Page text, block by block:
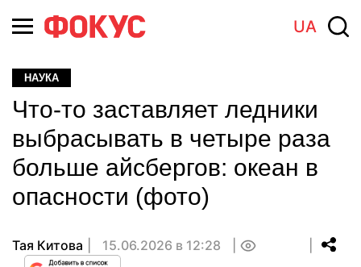
UA
НАУКА
Что-то заставляет ледники
выбрасывать в четыре раза
больше айсбергов: океан в
опасности (фото)
Тая Китова 15.06.2026 в 12:28